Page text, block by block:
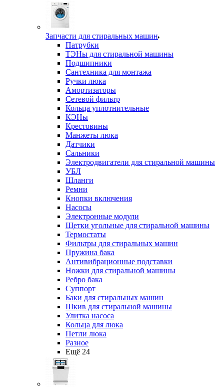
Запчасти для стиральных машин
Патрубки
ТЭНы для стиральной машины
Подшипники
Сантехника для монтажа
Ручки люка
Амортизаторы
Сетевой фильтр
Кольца уплотнительные
КЭНы
Крестовины
Манжеты люка
Датчики
Сальники
Электродвигатели для стиральной машины
УБЛ
Шланги
Ремни
Кнопки включения
Насосы
Электронные модули
Щетки угольные для стиральной машины
Термостаты
Фильтры для стиральных машин
Пружина бака
Антивибрационные подставки
Ножки для стиральной машины
Ребро бака
Суппорт
Баки для стиральных машин
Шкив для стиральной машины
Улитка насоса
Кольца для люка
Петли люка
Разное
Ещё 24